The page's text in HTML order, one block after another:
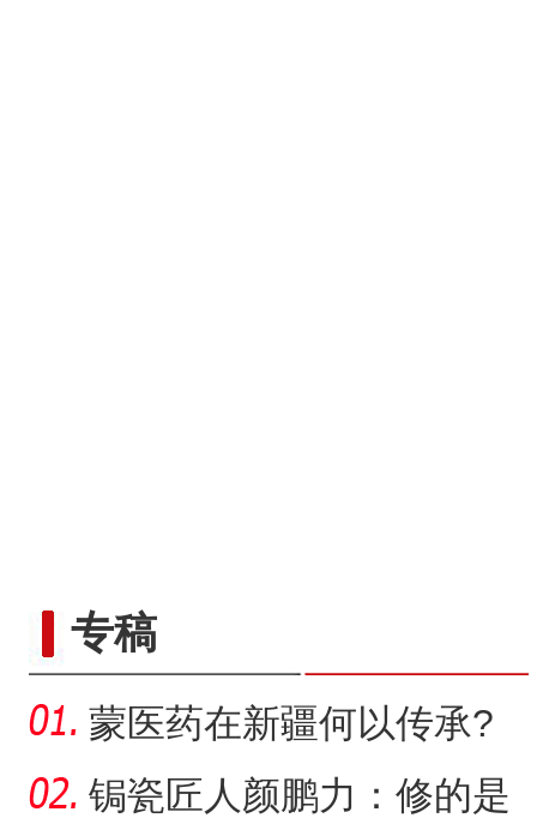
专稿
蒙医药在新疆何以传承?
锔瓷匠人颜鹏力：修的是